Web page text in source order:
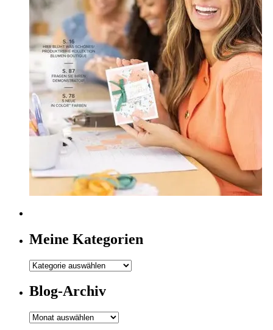
Meine Kategorien
Meine
Blog-Archiv
Blog-